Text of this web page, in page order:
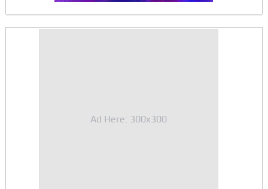
Ad Here: 300x300